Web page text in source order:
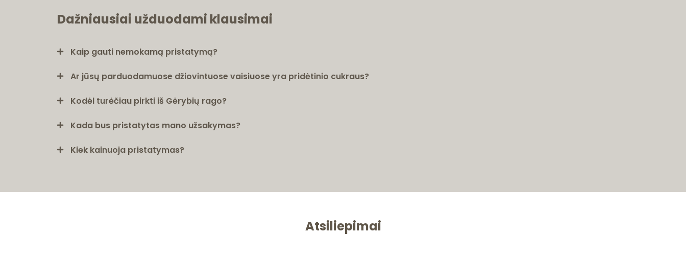
Dažniausiai užduodami klausimai
Kaip gauti nemokamą pristatymą?
Ar jūsų parduodamuose džiovintuose vaisiuose yra pridėtinio cukraus?
Kodėl turėčiau pirkti iš Gėrybių rago?
Kada bus pristatytas mano užsakymas?
Kiek kainuoja pristatymas?
Atsiliepimai